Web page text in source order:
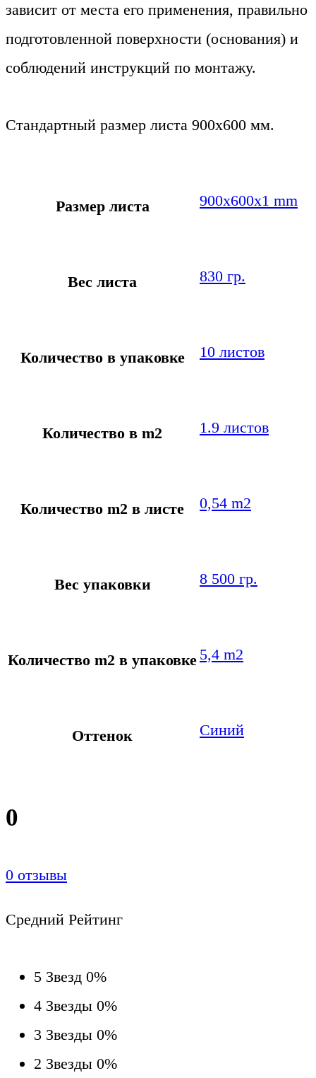
зависит от места его применения, правильно
подготовленной поверхности (основания) и
соблюдений инструкций по монтажу.
Стандартный размер листа 900х600 мм.
Размер листа 900х600х1 mm
Вес листа 830 гр.
Количество в упаковке 10 листов
Количество в m2 1.9 листов
Количество m2 в листе 0,54 m2
Вес упаковки 8 500 гр.
Количество m2 в упаковке 5,4 m2
Оттенок Синий
0
0 отзывы
Средний Рейтинг
5 Звезд 0%
4 Звезды 0%
3 Звезды 0%
2 Звезды 0%